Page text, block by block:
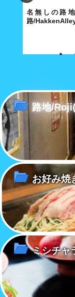
名無しの路
路/
奥深い路地の真ん
路地/Roji
お好み
ミシチャ